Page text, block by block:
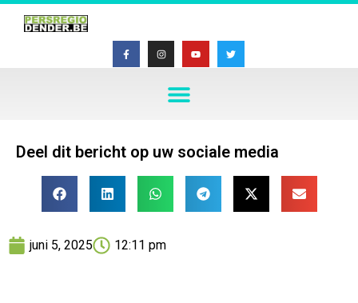
Deel dit bericht op uw sociale media
juni 5, 2025 12:11 pm